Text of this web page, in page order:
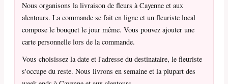
Nous organisons la livraison de fleurs à Cayenne et aux
alentours. La commande se fait en ligne et un fleuriste local
compose le bouquet le jour même. Vous pouvez ajouter une
carte personnelle lors de la commande.
Vous choisissez la date et l'adresse du destinataire, le fleuriste
s'occupe du reste. Nous livrons en semaine et la plupart des